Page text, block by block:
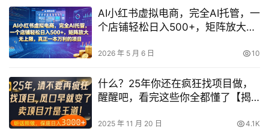
AI小红书虚拟电商，完全AI托管，一
个店铺轻松日入500+，矩阵放大无
秘】
2026 年 5 月 6 日 10
什么？25年你还在疯狂找项目做，
醒醒吧，看完这些你全都懂了【揭
2025 年 11 月 20 日 4.1K